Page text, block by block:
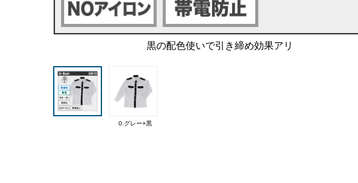
黒の配色使いで引き締め効果アリ
0.グレー×黒